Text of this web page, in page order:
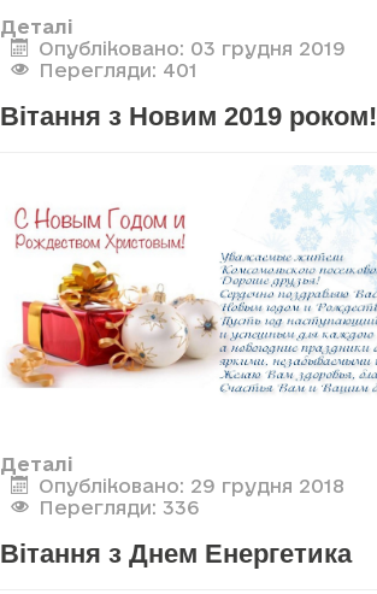
Деталі
Опубліковано: 03 грудня 2019
Перегляди: 401
Вітання з Новим 2019 роком!
Деталі
Опубліковано: 29 грудня 2018
Перегляди: 336
Вітання з Днем Енергетика